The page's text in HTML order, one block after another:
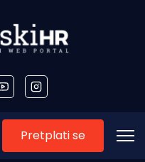
Pretplati se